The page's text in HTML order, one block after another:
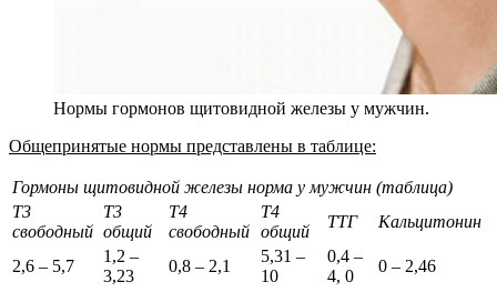
Нормы гормонов щитовидной железы у мужчин.
Общепринятые нормы представлены в таблице:
Гормоны щитовидной железы норма у мужчин (таблица)
Т3
свободный
Т3
общий
Т4
свободный
Т4
общий
ТТГ Кальцитонин
2,6 – 5,7
1,2 –
3,23
0,8 – 2,1
5,31 –
10
0,4 –
4, 0
0 – 2,46